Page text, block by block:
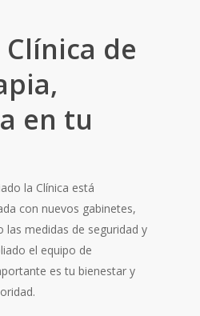
de
en tu
la Clínica está
con nuevos gabinetes,
las medidas de seguridad y
el equipo de
es tu bienestar y